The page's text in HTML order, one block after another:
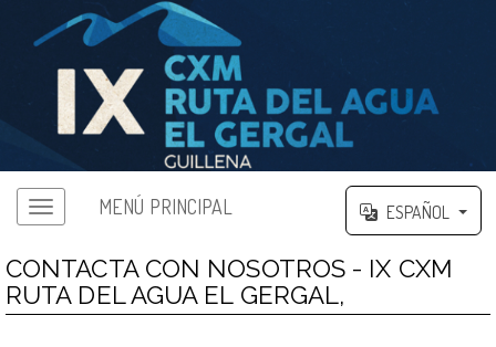
MENÚ PRINCIPAL ESPAÑOL
CONTACTA CON NOSOTROS - IX CXM
RUTA DEL AGUA EL GERGAL,